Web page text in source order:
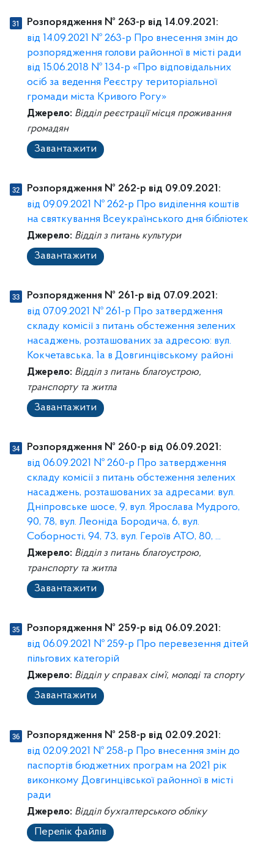
Розпорядження № 263-р від 14.09.2021:
від 14.09.2021 № 263-р Про внесення змін до
розпорядження голови районної в місті ради
від 15.06.2018 № 134-р «Про відповідальних
осіб за ведення Реєстру територіальної
громади міста Кривого Рогу»
Джерело: Відділ реєстрації місця проживання
громадян
Завантажити
Розпорядження № 262-р від 09.09.2021:
від 09.09.2021 № 262-р Про виділення коштів
на святкування Всеукраїнського дня бібліотек
Джерело: Відділ з питань культури
Завантажити
Розпорядження № 261-р від 07.09.2021:
від 07.09.2021 № 261-р Про затвердження
складу комісії з питань обстеження зелених
насаджень, розташованих за адресою: вул.
Кокчетавська, 1а в Довгинцівському районі
Джерело: Відділ з питань благоустрою,
транспорту та житла
Завантажити
Розпорядження № 260-р від 06.09.2021:
від 06.09.2021 № 260-р Про затвердження
складу комісії з питань обстеження зелених
насаджень, розташованих за адресами: вул.
Дніпровське шосе, 9, вул. Ярослава Мудрого,
90, 78, вул. Леоніда Бородича, 6, вул.
Соборності, 94, 73, вул. Героїв АТО, 80, ...
Джерело: Відділ з питань благоустрою,
транспорту та житла
Завантажити
Розпорядження № 259-р від 06.09.2021:
від 06.09.2021 № 259-р Про перевезення дітей
пільгових категорій
Джерело: Відділ у справах сім’ї, молоді та спорту
Завантажити
Розпорядження № 258-р від 02.09.2021:
від 02.09.2021 № 258-р Про внесення змін до
паспортів бюджетних програм на 2021 рік
виконкому Довгинцівської районної в місті
ради
Джерело: Відділ бухгалтерського обліку
Перелік файлів